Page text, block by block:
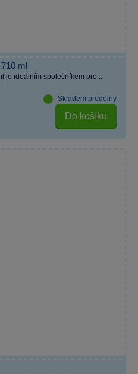
ml
je ideálním společníkem pro...
Skladem prodejny
Do košíku